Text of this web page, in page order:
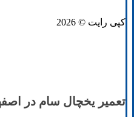
کپی رایت © 2026
تعمیر یخچال سام در